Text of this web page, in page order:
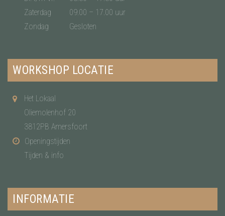
Zaterdag
09.00 – 17.00 uur
Zondag
Gesloten
WORKSHOP LOCATIE
Het Lokaal
Oliemolenhof 20
3812PB Amersfoort
Openingstijden
Tijden & info
INFORMATIE